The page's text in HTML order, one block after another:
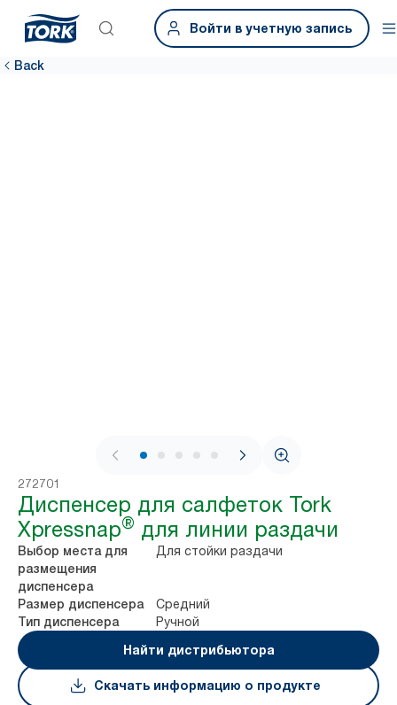
Войти в учетную запись
Back
1 / 7
272701
Диспенсер для салфеток Tork
Xpressnap® для линии раздачи
Выбор места для
размещения
диспенсера
Для стойки раздачи
Размер диспенсера Средний
Тип диспенсера
Ручной
Найти дистрибьютора
Скачать информацию о продукте